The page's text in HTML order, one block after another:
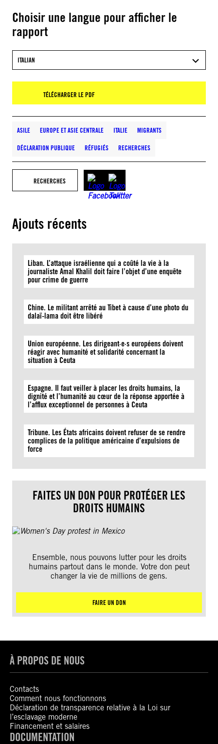
Choisir une langue pour afficher le
rapport
ITALIAN
TÉLÉCHARGER LE PDF
ASILE EUROPE ET ASIE CENTRALE ITALIE MIGRANTS
DÉCLARATION PUBLIQUE RÉFUGIÉS RECHERCHES
RECHERCHES
Ajouts récents
Liban. L’attaque israélienne qui a coûté la vie à la
journaliste Amal Khalil doit faire l’objet d’une enquête
pour crime de guerre
Chine. Le militant arrêté au Tibet à cause d’une photo du
dalaï-lama doit être libéré
Union européenne. Les dirigeant·e·s européens doivent
réagir avec humanité et solidarité concernant la
situation à Ceuta
Espagne. Il faut veiller à placer les droits humains, la
dignité et l’humanité au cœur de la réponse apportée à
l’afflux exceptionnel de personnes à Ceuta
Tribune. Les États africains doivent refuser de se rendre
complices de la politique américaine d’expulsions de
force
FAITES UN DON POUR PROTÉGER LES
DROITS HUMAINS
Ensemble, nous pouvons lutter pour les droits
humains partout dans le monde. Votre don peut
changer la vie de millions de gens.
FAIRE UN DON
À PROPOS DE NOUS
Contacts
Comment nous fonctionnons
Déclaration de transparence relative à la Loi sur
l’esclavage moderne
Financement et salaires
DOCUMENTATION